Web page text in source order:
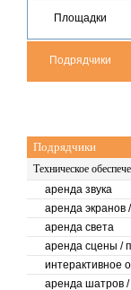
Площадки
Подрядчики
Подрядчики
Техническое
аренда звука
аренда экранов
аренда света
аренда сцены /
интерактивное
аренда шатров /